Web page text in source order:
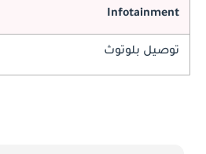
Infotainment
توصيل بلوتوث